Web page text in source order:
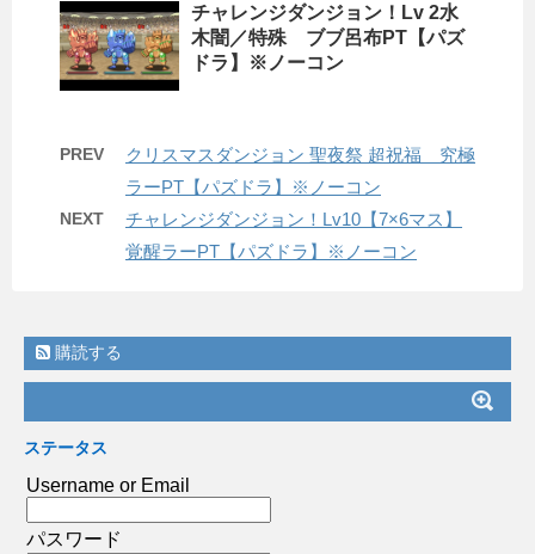
チャレンジダンジョン！Lv 2水
木闇／特殊 ブブ呂布PT【パズ
ドラ】※ノーコン
PREV
クリスマスダンジョン 聖夜祭 超祝福 究極
ラーPT【パズドラ】※ノーコン
NEXT
チャレンジダンジョン！Lv10【7×6マス】
覚醒ラーPT【パズドラ】※ノーコン
購読する
ステータス
Username or Email
パスワード